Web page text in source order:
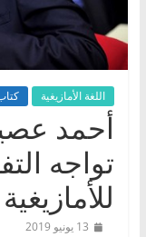
اللغة الأمازيغية
تواجه
للأمازيغية
13 يونيو 2019